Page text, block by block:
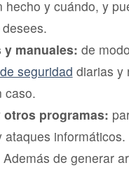
hecho y cuándo, y
manuales: de
seguridad diarias y
caso.
programas:
informáticos.
Además de generar